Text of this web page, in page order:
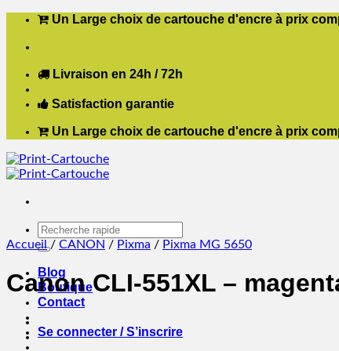
Passer
contenu
Un Large choix de cartouche d'encre à prix
Livraison en 24h / 72h
Satisfaction garantie
Un Large choix de cartouche d'encre à prix
Recherche
pour :
Blog
Boutique
Contact
Se connecter / S’inscrire
Accueil / CANON / Pixma / Pixma MG 5650
Canon CLI-551XL –